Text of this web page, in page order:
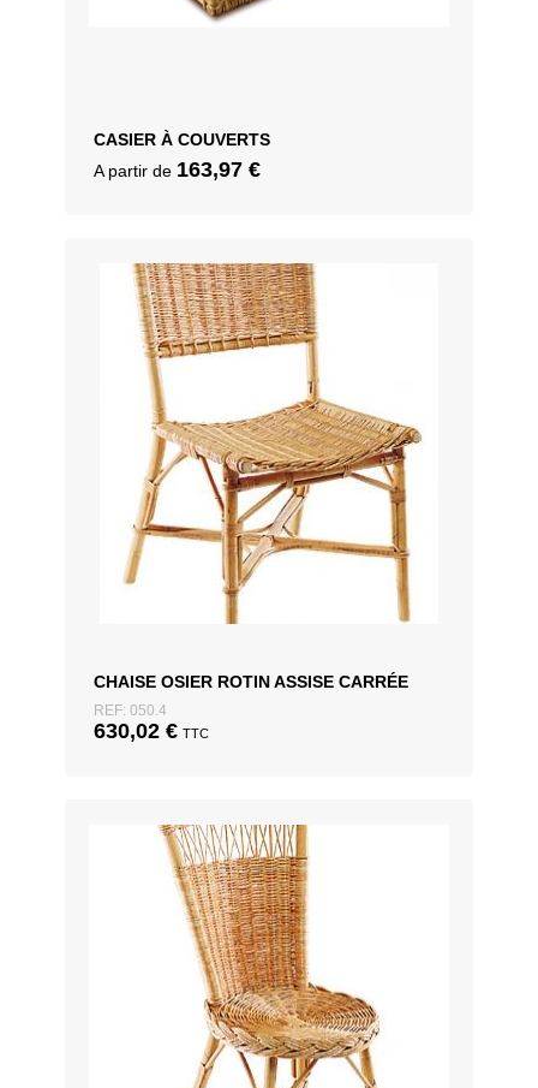
CASIER À COUVERTS
A partir de 163,97 €
CHAISE OSIER ROTIN ASSISE CARRÉE
REF: 050.4
630,02 € TTC